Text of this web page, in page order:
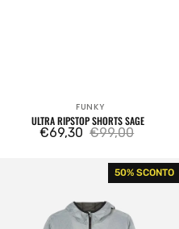
Venditore:
FUNKY
ULTRA RIPSTOP SHORTS SAGE
Prezzo
€69,30
Prezzo
regolare
€99,00
Windbreaker
50% SCONTO